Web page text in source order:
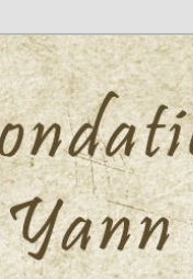
Fouéré
Fouéré